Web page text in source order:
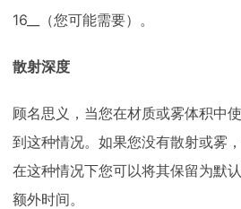
16__（您可能需要）。
散射深度
顾名思义，当您在材质或雾体积中
到这种情况。如果您没有散射或雾
在这种情况下您可以将其保留为默
额外时间。